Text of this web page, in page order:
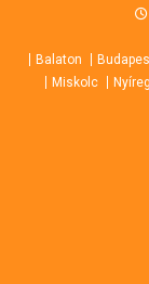
contentBalaton
Miskolc